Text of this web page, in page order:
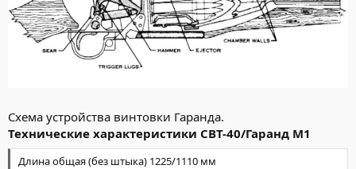
Схема устройства винтовки Гаранда.
Технические характеристики СВТ-40/Гаранд М1
Длина общая (без штыка) 1225/1110 мм